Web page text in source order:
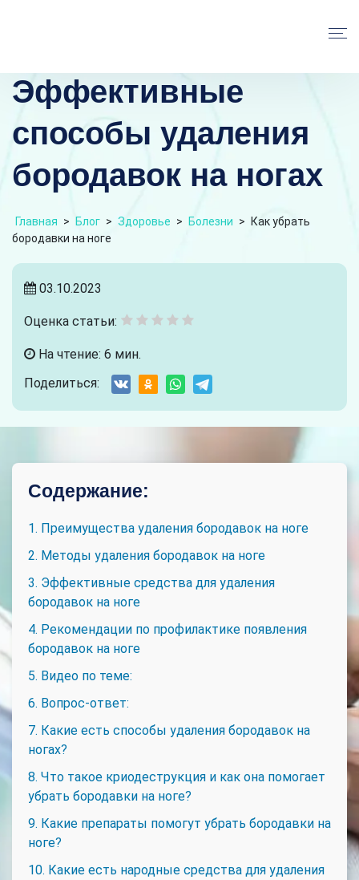
Эффективные
способы удаления
бородавок на ногах
Главная > Блог > Здоровье > Болезни >
Как убрать
бородавки на ноге
03.10.2023
Оценка статьи:
На чтение: 6 мин.
Поделиться:
Содержание:
1. Преимущества удаления бородавок на ноге
2. Методы удаления бородавок на ноге
3. Эффективные средства для удаления
бородавок на ноге
4. Рекомендации по профилактике появления
бородавок на ноге
5. Видео по теме:
6. Вопрос-ответ:
7. Какие есть способы удаления бородавок на
ногах?
8. Что такое криодеструкция и как она помогает
убрать бородавки на ноге?
9. Какие препараты помогут убрать бородавки на
ноге?
10. Какие есть народные средства для удаления